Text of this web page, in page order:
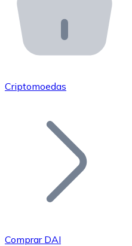
API Bitnovo
Integre nossa API no
Junte-se à nossa rede
Adicione o token do
Criptomoedas
Comprar DAI